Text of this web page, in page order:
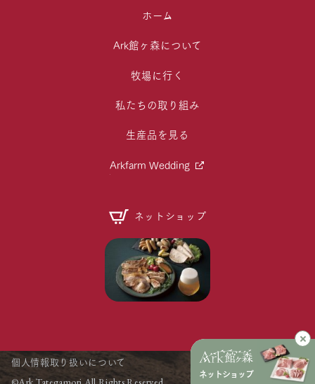
ネットショップ
ホーム
Ark館ヶ森について
牧場に行く
私たちの取り組み
生産品を見る
Arkfarm Wedding
ネットショップ
個人情報取り扱いについて